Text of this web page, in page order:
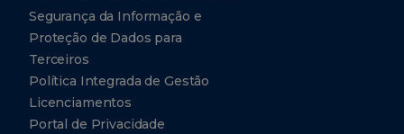
Segurança da Informação e
Proteção de Dados para
Terceiros
Política Integrada de Gestão
Licenciamentos
Portal de Privacidade